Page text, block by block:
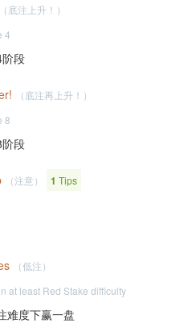
（底注上升！）
4
段
（底注再上升！）
8
段
（注意） 1 Tips
（低注）
at least Red Stake difficulty
难度下赢一盘